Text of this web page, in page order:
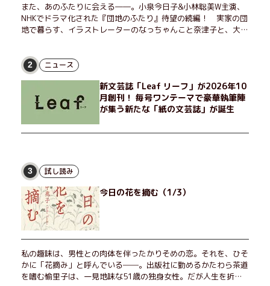
また、あのふたりに会える――。小泉今日子&小林聡美W主演、
NHKでドラマ化された『団地のふたり』待望の続編！ 実家の団
地で暮らす、イラストレーターのなっちゃんこと奈津子と、大学
げたり、部屋でふたりだけの「台湾映画祭」を催したり。50代
独身、幼なじみの変わらぬ友情とささやかな幸せの日々を描く。
2 ニュース
新文芸誌「Leaf リーフ」が2026年10
月創刊！ 毎号ワンテーマで豪華執筆陣
が集う新たな「紙の文芸誌」が誕生
3 試し読み
今日の花を摘む（1/3）
私の趣味は、男性との肉体を伴ったかりそめの恋。それを、ひそ
かに「花摘み」と呼んでいる──。出版社に勤めるかたわら茶道
を嗜む愉里子は、一見地味な51歳の独身女性。だが人生を折り